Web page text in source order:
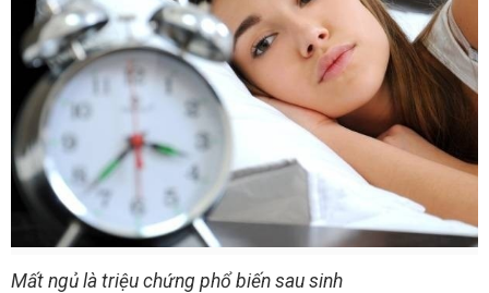
Mất ngủ là triệu chứng phổ biến sau sinh